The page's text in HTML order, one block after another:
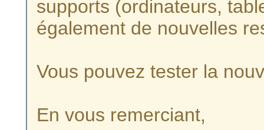
supports (ordinateurs,
également de nouvelles
Vous pouvez tester la
En vous remerciant,